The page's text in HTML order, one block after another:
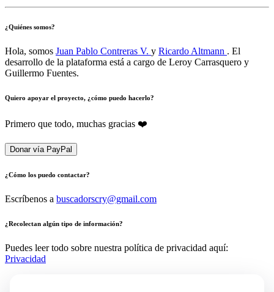
¿Quiénes somos?
Hola, somos Juan Pablo Contreras V. y Ricardo Altmann . El
desarrollo de la plataforma está a cargo de Leroy Carrasquero y
Guillermo Fuentes.
Quiero apoyar el proyecto, ¿cómo puedo hacerlo?
Primero que todo, muchas gracias ❤️
Donar vía PayPal
¿Cómo los puedo contactar?
Escríbenos a buscadorscry@gmail.com
¿Recolectan algún tipo de información?
Puedes leer todo sobre nuestra política de privacidad aquí:
Privacidad